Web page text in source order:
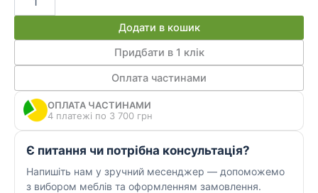
ліжко
двох
ВКД
кількість
Додати в кошик
Придбати в 1 клік
Оплата частинами
ОПЛАТА ЧАСТИНАМИ
4 платежі по 3 700 грн
Є питання чи потрібна консультація?
Напишіть нам у зручний месенджер — допоможемо
з вибором меблів та оформленням замовлення.